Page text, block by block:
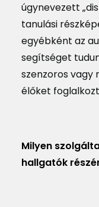
úgynevezett
tanulási
egyébként az
segítséget
szenzoros vagy
élőket
Milyen
hallgatók